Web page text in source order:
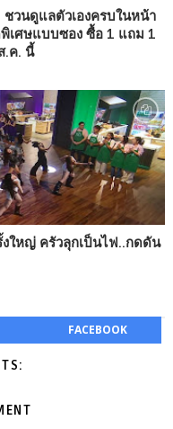
วนดูแลตัวเองครบในหน้า
เศษแบบซอง ซื้อ 1 แถม 1
.ค. นี้
ใหญ่ ครัวลุกเป็นไฟ..กดดัน
FACEBOOK